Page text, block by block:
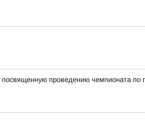
проведению чемпионата по